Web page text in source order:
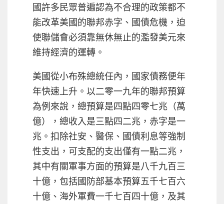
國許多民眾普遍認為不合理的政策都不
能改革美國的聯邦赤字、國債危機，迫
使聯儲會必須靠無休無止的濫發美元來
維持經濟的運轉。
美國從小布殊總統任內，國家債務便年
年快速上升。以二零一九年的聯邦預算
為例來說，總預算是四點四零七兆（萬
億），總收入是三點四二兆，赤字是一
兆。扣除社安、醫保、國債利息等強制
性支出，可支配的支出僅有一點二兆，
其中有關軍事方面的預算是八千九百三
十億，包括國防部基本預算五千七百六
十億、海外軍費一千七百四十億，及其